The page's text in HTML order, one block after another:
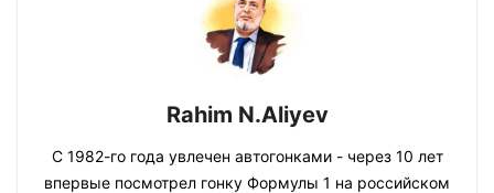
Rahim N.Aliyev
С 1982-го года увлечен автогонками - через 10 лет
впервые посмотрел гонку Формулы 1 на российском